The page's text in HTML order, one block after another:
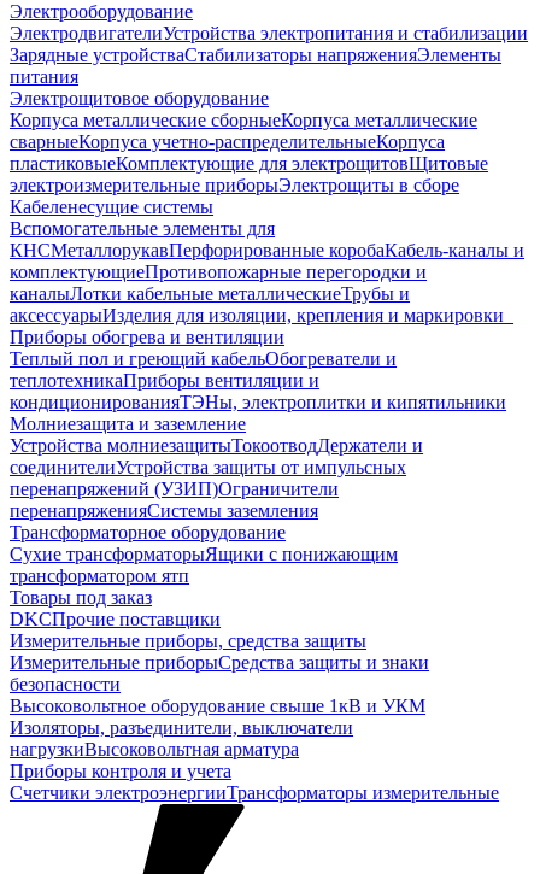
Электрооборудование
ЭлектродвигателиУстройства электропитания и стабилизации
Зарядные устройстваСтабилизаторы напряженияЭлементы
питания
Электрощитовое оборудование
Корпуса металлические сборныеКорпуса металлические
сварныеКорпуса учетно-распределительныеКорпуса
пластиковыеКомплектующие для электрощитовЩитовые
электроизмерительные приборыЭлектрощиты в сборе
Кабеленесущие системы
Вспомогательные элементы для
КНСМеталлорукавПерфорированные коробаКабель-каналы и
комплектующиеПротивопожарные перегородки и
каналыЛотки кабельные металлическиеТрубы и
аксессуарыИзделия для изоляции, крепления и маркировки
Приборы обогрева и вентиляции
Теплый пол и греющий кабельОбогреватели и
теплотехникаПриборы вентиляции и
кондиционированияТЭНы, электроплитки и кипятильники
Молниезащита и заземление
Устройства молниезащитыТокоотводДержатели и
соединителиУстройства защиты от импульсных
перенапряжений (УЗИП)Ограничители
перенапряженияСистемы заземления
Трансформаторное оборудование
Сухие трансформаторыЯщики с понижающим
трансформатором ятп
Товары под заказ
DKCПрочие поставщики
Измерительные приборы, средства защиты
Измерительные приборыСредства защиты и знаки
безопасности
Высоковольтное оборудование свыше 1кВ и УКМ
Изоляторы, разъединители, выключатели
нагрузкиВысоковольтная арматура
Приборы контроля и учета
Счетчики электроэнергииТрансформаторы измерительные